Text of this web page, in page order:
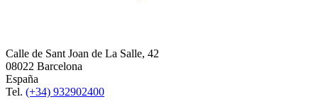
Calle de Sant Joan de La Salle, 42
08022 Barcelona
España
Tel. (+34) 932902400